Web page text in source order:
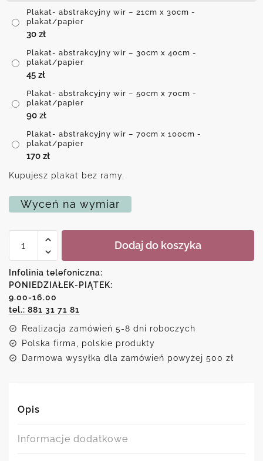
Plakat- abstrakcyjny wir – 21cm x 30cm -
plakat/papier
30 zł
Plakat- abstrakcyjny wir – 30cm x 40cm -
plakat/papier
45 zł
Plakat- abstrakcyjny wir – 50cm x 70cm -
plakat/papier
90 zł
Plakat- abstrakcyjny wir – 70cm x 100cm -
plakat/papier
170 zł
Kupujesz plakat bez ramy.
Wyceń na wymiar
Plakat-
abstrakcyjny
Dodaj do koszyka
Infolinia telefoniczna:
PONIEDZIAŁEK-PIĄTEK:
9.00-16.00
tel.: 881 31 71 81
Realizacja zamówień 5-8 dni roboczych
Polska firma, polskie produkty
Darmowa wysyłka dla zamówień powyżej 500 zł
Opis
Informacje dodatkowe